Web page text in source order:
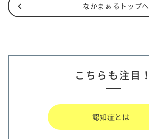
なかまぁるトップへ
こちらも注目！
認知症とは